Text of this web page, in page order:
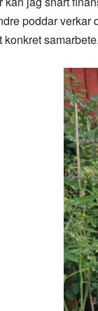
poddar verkar
konkret